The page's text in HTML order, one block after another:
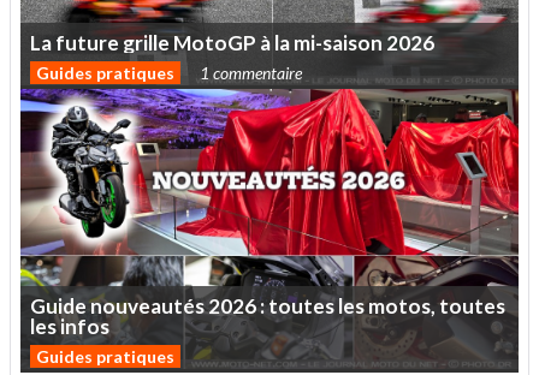
Lafuturegrille MotoGP àlami-saison 2026
Guides pratiques 1 commentaire
Guidenouveautés2026:touteslesmotos,toutes
lesinfos
Guides pratiques